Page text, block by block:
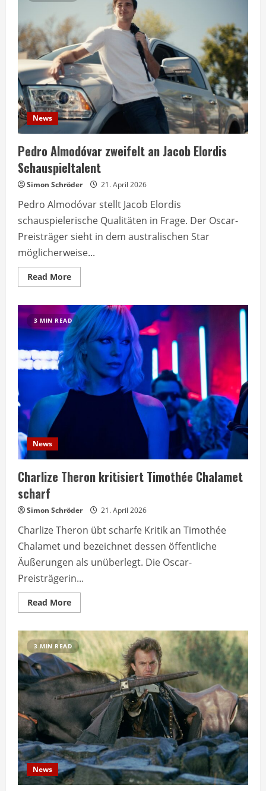
nach
Harry
Potter-
Ende
News
Pedro Almodóvar zweifelt an Jacob Elordis
Schauspieltalent
Simon Schröder 21. April 2026
Pedro Almodóvar stellt Jacob Elordis
schauspielerische Qualitäten in Frage. Der Oscar-
Preisträger sieht in dem australischen Star
möglicherweise...
Read MoreRead
more
Almodóvar
zweifelt
an
Jacob
Elordis
Schauspieltalent
3 MIN READ
News
Charlize Theron kritisiert Timothée Chalamet
scharf
Simon Schröder 21. April 2026
Charlize Theron übt scharfe Kritik an Timothée
Chalamet und bezeichnet dessen öffentliche
Äußerungen als unüberlegt. Die Oscar-
Preisträgerin...
Read MoreRead
more
Theron
kritisiert
Timothée
Chalamet
scharf
3 MIN READ
News